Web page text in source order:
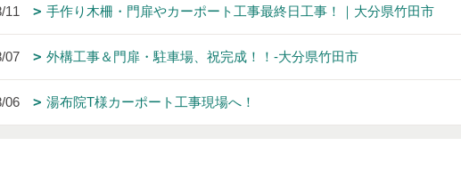
11 手作り木柵・門扉やカーポート工事最終日工事！｜大分県竹田市
07 外構工事＆門扉・駐車場、祝完成！！‐大分県竹田市
06 湯布院T様カーポート工事現場へ！